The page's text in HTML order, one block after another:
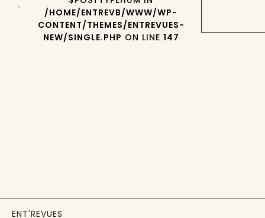
/HOME/ENTREVB/WWW/WP-
CONTENT/THEMES/ENTREVUES-
NEW/SINGLE.PHP ON LINE 147
ENT'REVUES